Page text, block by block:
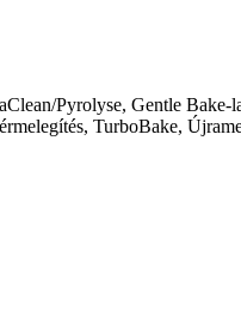
Pyrolyse, Gentle Bake-
TurboBake,